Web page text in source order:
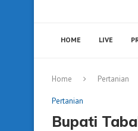
HOME LIVE
Home Pertanian
Pertanian
Bupati